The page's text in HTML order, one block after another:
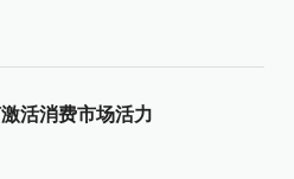
活消费市场活力